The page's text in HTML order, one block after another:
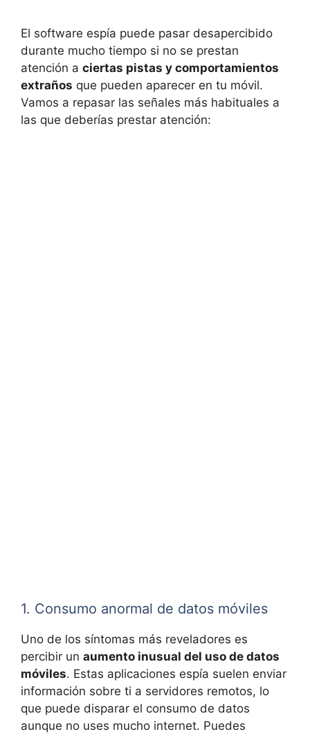
El software espía puede pasar desapercibido
durante mucho tiempo si no se prestan
atención a ciertas pistas y comportamientos
extraños que pueden aparecer en tu móvil.
Vamos a repasar las señales más habituales a
las que deberías prestar atención:
1. Consumo anormal de datos móviles
Uno de los síntomas más reveladores es
percibir un aumento inusual del uso de datos
móviles. Estas aplicaciones espía suelen enviar
información sobre ti a servidores remotos, lo
que puede disparar el consumo de datos
aunque no uses mucho internet. Puedes